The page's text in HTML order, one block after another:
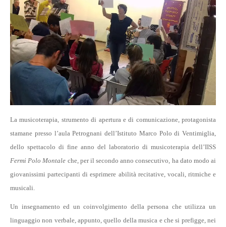
La musicoterapia, strumento di apertura e di comunicazione, protagonista
stamane presso l’aula Petrognani dell’Istituto Marco Polo di Ventimiglia,
dello spettacolo di fine anno del laboratorio di musicoterapia dell’IISS
Fermi Polo Montale che, per il secondo anno consecutivo, ha dato modo ai
giovanissimi partecipanti di esprimere abilità recitative, vocali, ritmiche e
musicali.
Un insegnamento ed un coinvolgimento della persona che utilizza un
linguaggio non verbale, appunto, quello della musica e che si prefigge, nei